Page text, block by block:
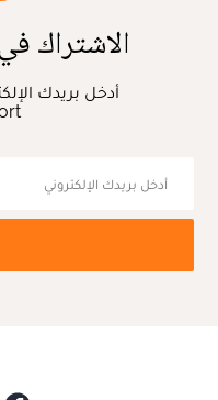
الاشتراك
أدخل بريدك